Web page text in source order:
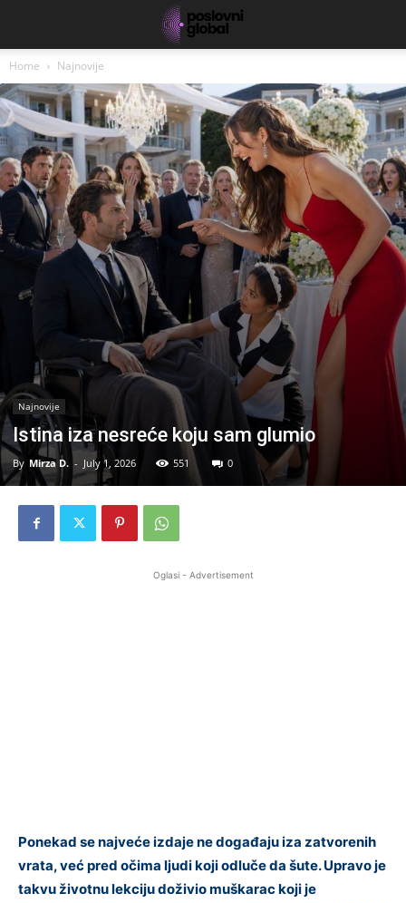
Home Najnovije
Najnovije
Istina iza nesreće koju sam glumio
By Mirza D. - July 1, 2026 551 0
Oglasi - Advertisement
Ponekad se najveće izdaje ne događaju iza zatvorenih
vrata, već pred očima ljudi koji odluče da šute. Upravo je
takvu životnu lekciju doživio muškarac koji je